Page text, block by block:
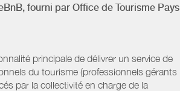
fourni par Office de Tourisme Pays
principale de délivrer un service de
du tourisme (professionnels gérants
par la collectivité en charge de la